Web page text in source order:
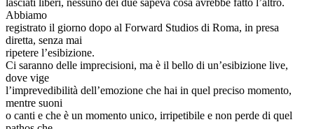
Abbiamo
registrato il giorno dopo al Forward Studios di Roma, in presa
diretta, senza mai
ripetere l’esibizione.
Ci saranno delle imprecisioni, ma è il bello di un’esibizione live,
dove vige
l’imprevedibilità dell’emozione che hai in quel preciso momento,
mentre suoni
o canti e che è un momento unico, irripetibile e non perde di quel